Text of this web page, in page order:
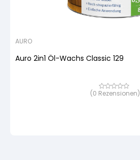
AURO
Auro 2in1 Öl-Wachs Classic 129
Bewertet
(0 Rezensionen)